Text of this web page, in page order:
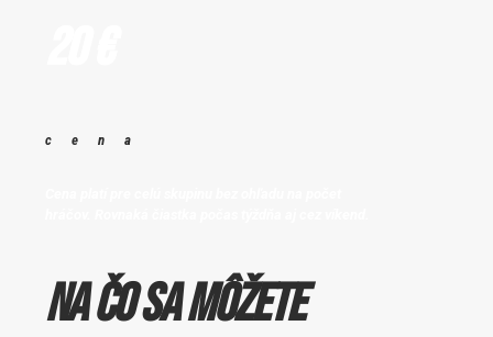
cena
Na čo sa môžete